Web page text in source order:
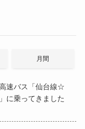
月間
高速バス「仙台線☆
に乗ってきました